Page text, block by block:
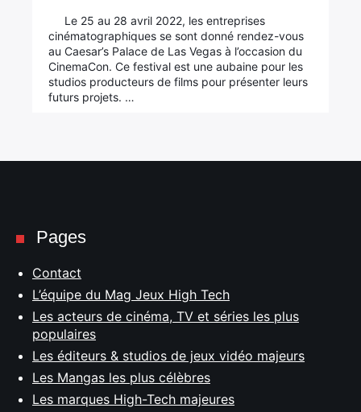
Le 25 au 28 avril 2022, les entreprises
cinématographiques se sont donné rendez-vous
au Caesar’s Palace de Las Vegas à l’occasion du
CinemaCon. Ce festival est une aubaine pour les
studios producteurs de films pour présenter leurs
futurs projets. …
Pages
Contact
L’équipe du Mag Jeux High Tech
Les acteurs de cinéma, TV et séries les plus
populaires
Les éditeurs & studios de jeux vidéo majeurs
Les Mangas les plus célèbres
Les marques High-Tech majeures